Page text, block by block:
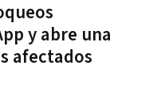
y abre una
afectados